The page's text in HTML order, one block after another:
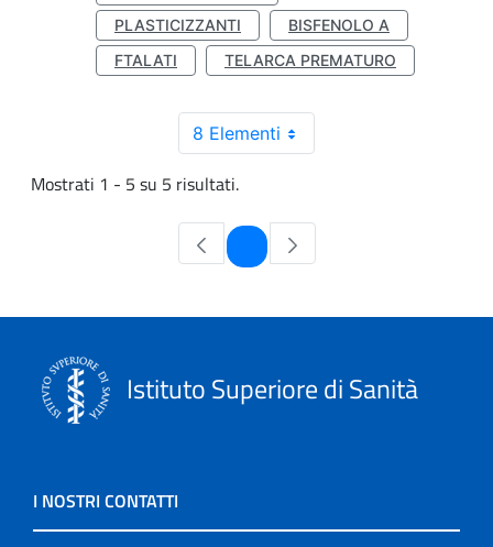
PLASTICIZZANTI
BISFENOLO A
FTALATI
TELARCA PREMATURO
8 Elementi
Mostrati 1 - 5 su 5 risultati.
Pagina
Istituto Superiore di Sanità
I NOSTRI CONTATTI